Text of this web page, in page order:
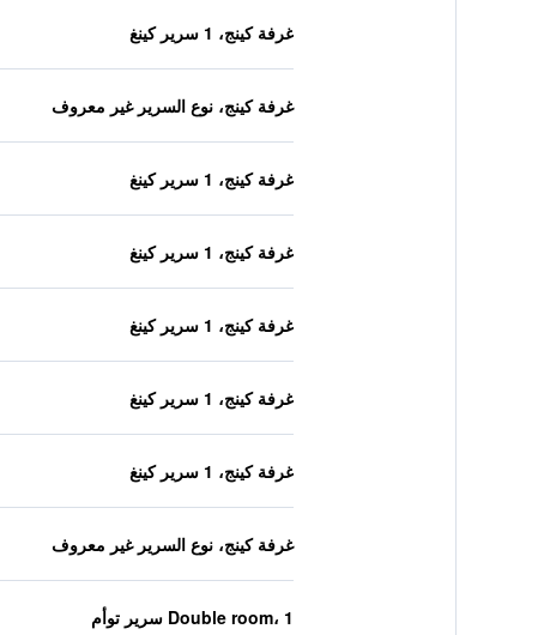
غرفة كينج، 1 سرير كينغ
غرفة كينج، نوع السرير غير معروف
غرفة كينج، 1 سرير كينغ
غرفة كينج، 1 سرير كينغ
غرفة كينج، 1 سرير كينغ
غرفة كينج، 1 سرير كينغ
غرفة كينج، 1 سرير كينغ
غرفة كينج، نوع السرير غير معروف
Double room، 1 سرير توأم